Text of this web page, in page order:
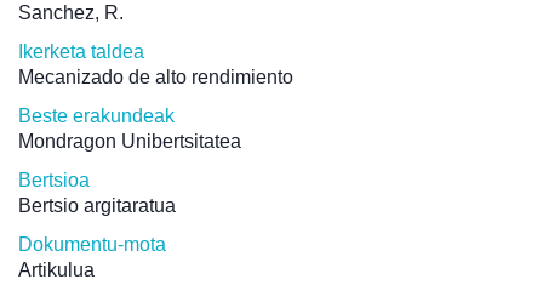
Sanchez, R.
Ikerketa taldea
Mecanizado de alto rendimiento
Beste erakundeak
Mondragon Unibertsitatea
Bertsioa
Bertsio argitaratua
Dokumentu-mota
Artikulua